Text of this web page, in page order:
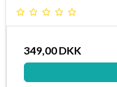
349,00 DKK